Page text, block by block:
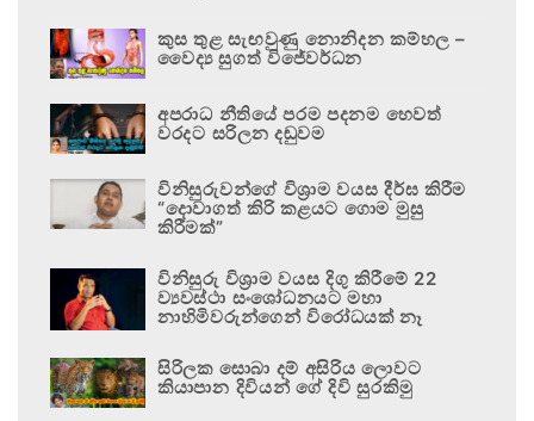
කුස තුළ සැඟවුණු නොනිදන කම්හල –
වෛද්‍ය සුගත් විජේවර්ධන
අපරාධ නීතියේ පරම පදනම හෙවත්
වරදට සරිලන දඬුවම
විනිසුරුවන්ගේ විශ්‍රාම වයස දීර්ඝ කිරීම
“දොවාගත් කිරි කළයට ගොම මුසු
කිරීමක්”
විනිසුරු විශ්‍රාම වයස දිගු කිරීමේ 22
ව්‍යවස්ථා සංශෝධනයට මහා
නාහිමිවරුන්ගෙන් විරෝධයක් නෑ
සිරිලක සොබා දම් අසිරිය ලොවට
කියාපාන දිවියන් ගේ දිවි සුරකිමු